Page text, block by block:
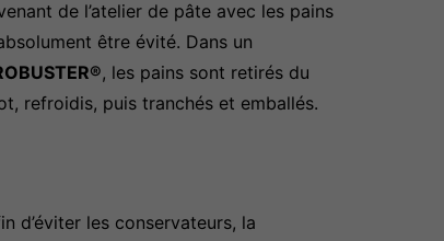
de l’atelier de pâte avec les pains
être évité. Dans un
, les pains sont retirés du
refroidis, puis tranchés et emballés.
d’éviter les conservateurs, la